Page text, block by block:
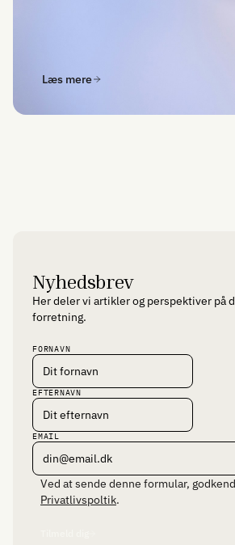
Læs mere
Nyhedsbrev
Her deler vi artikler og perspektiver på
forretning.
FORNAVN
EFTERNAVN
EMAIL
Ved at sende denne formular,
Privatlivspoltik.